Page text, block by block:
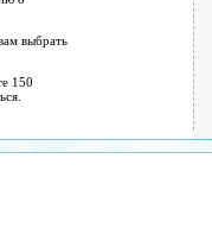
выбрать
150